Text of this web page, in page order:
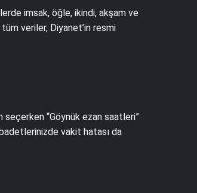
imsak, öğle, ikindi, akşam ve
veriler, Diyanet’in resmi
“Göynük ezan saatleri”
vakit hatası da